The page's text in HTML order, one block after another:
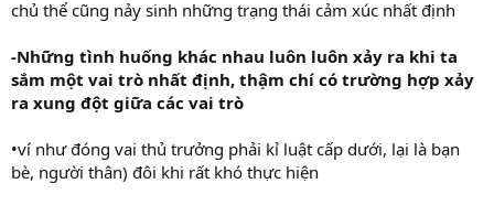
chủ thể cũng nảy sinh những trạng thái cảm xúc nhất định
-Những tình huống khác nhau luôn luôn xảy ra khi ta
sắm một vai trò nhất định, thậm chí có trường hợp xảy
ra xung đột giữa các vai trò
•ví như đóng vai thủ trưởng phải kỉ luật cấp dưới, lại là bạn
bè, người thân) đôi khi rất khó thực hiện